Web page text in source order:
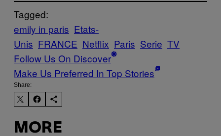
Tagged:
emily in paris Etats-
Unis FRANCE Netflix Paris Serie TV
Follow Us On Discover
Make Us Preferred In Top Stories
Share:
MORE